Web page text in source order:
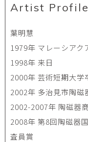
Artist Profile
葉明慧
1979年 マレーシア
1998年 来日
2000年 芸術短期大学
2002年 多治見市陶磁
2002-2007年 陶磁器
2008年 第8回陶磁器
査員賞